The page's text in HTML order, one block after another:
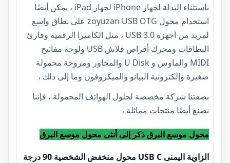
باستثناء البدلة لجهاز iPhone لجهاز iPad ، يمكن أيضًا
استخدام محول zoyuzan USB OTG على نطاق واسع
لمزيد من أجهزة USB 3.0 ، مثل الكاميرا الرقمية وقارئ
البطاقات ومحرك أقراص فلاش USB ولوحة مفاتيح
MIDI والماوس و U Disk والمحاور ومروحة محمولة
صغيرة وإلكترونية البيانو والميكروفون وما إلى ذلك ،
بصفتنا شركة مخصصة لحلول الهواتف المحمولة ، فإننا
نصنع أيضًا منتجات مماثلة ،
محول موسع البرق ذكر إلى أنثى محول موسع البرق
الزاوية اليمنى USB C محول منخفض الشخصية 90 درجة